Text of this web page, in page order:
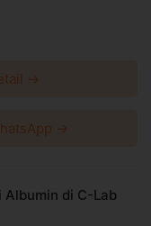
→
→
Albumin di C-Lab